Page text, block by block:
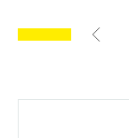
Artikelen